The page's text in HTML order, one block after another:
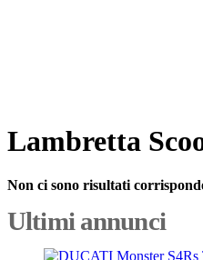
Lambretta
Non ci sono risultati
Ultimi annunci